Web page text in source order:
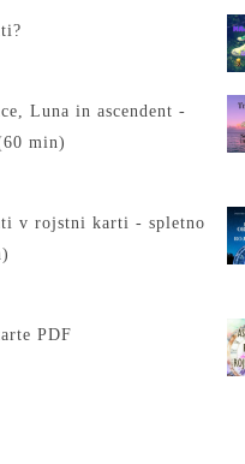
Luna in ascendent -
min)
v rojstni karti - spletno
PDF